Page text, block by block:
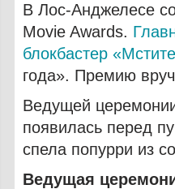
В Лос-Анджелесе
Movie Awards.
блокбастер
года». Премию
Ведущей
появилась перед
спела попурри из
Ведущая